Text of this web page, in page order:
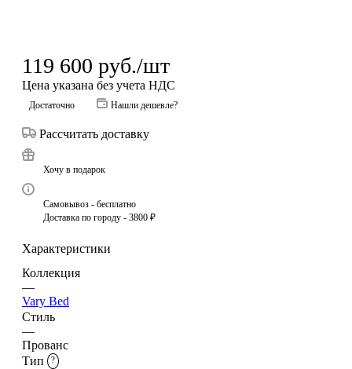
119 600 руб./шт
Цена указана без учета НДС
Достаточно Нашли дешевле?
Рассчитать доставку
Хочу в подарок
Самовывоз - бесплатно
Доставка по городу - 3800 ₽
Характеристики
Коллекция
—
Vary Bed
Стиль
—
Прованс
Тип
?